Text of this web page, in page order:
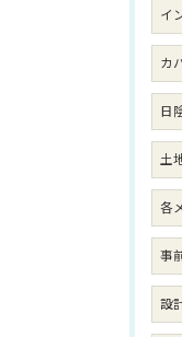
イ
カ
日
土
各
事
設